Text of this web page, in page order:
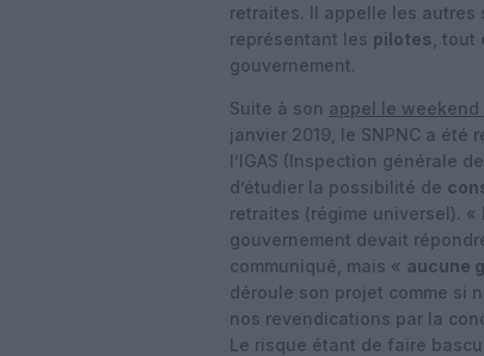
retraites. Il appelle les autres
représentant les pilotes ,
gouvernement.
Suite à son appel le weekend
janvier 2019, le SNPNC a
l’IGAS (Inspection générale
d’étudier la possibilité de
retraites (régime universel). «
gouvernement devait
communiqué, mais « aucune
déroule son projet comme si
nos revendications par la
Le risque étant de faire